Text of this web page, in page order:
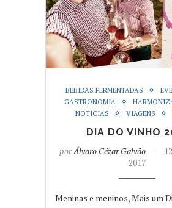
BEBIDAS FERMENTADAS
GASTRONOMIA
NOTÍCIAS
VIAGENS
DIA DO VINHO
porÁlvaro Cézar Galvão
2017
Meninas e meninos, Mais um